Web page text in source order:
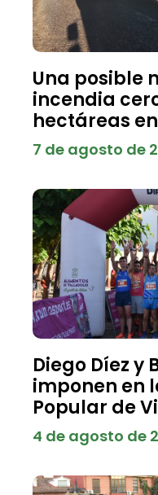
Una posible
incendia
hectáreas
7 de agosto de
Diego Díez y
imponen en
Popular de
4 de agosto de